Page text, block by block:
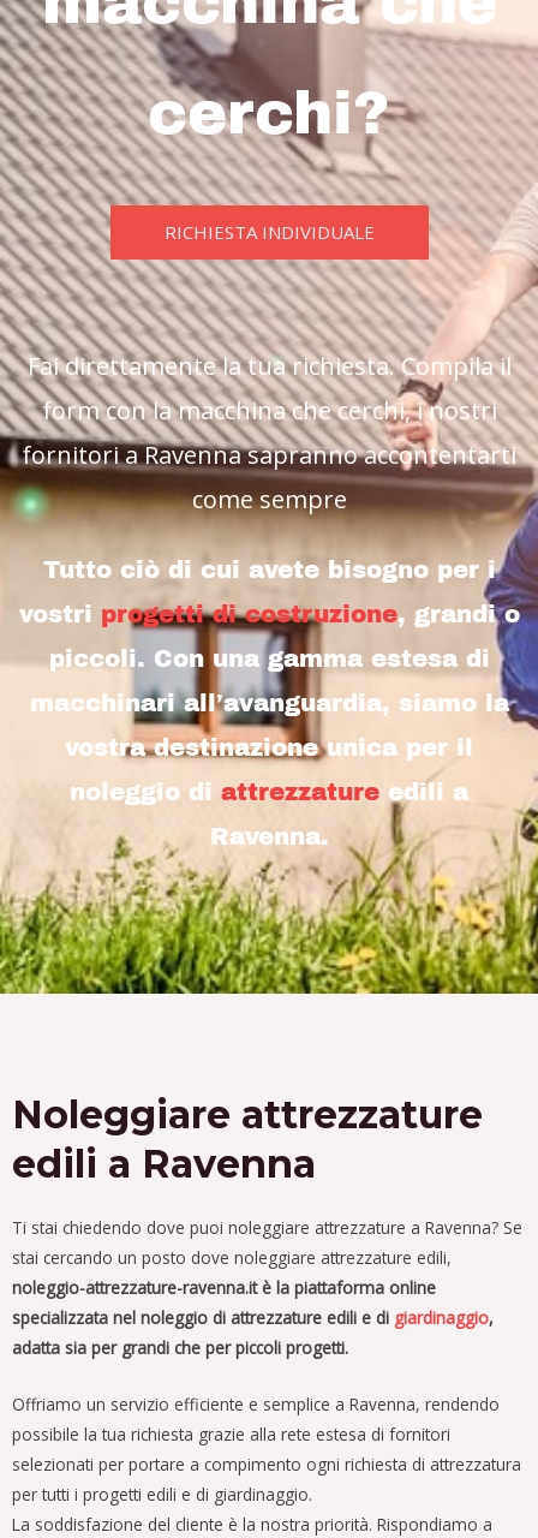
cerchi?
RICHIESTA INDIVIDUALE
Fai direttamente la tua richiesta. Compila il
form con la macchina che cerchi, i nostri
fornitori a Ravenna sapranno accontentarti
come sempre
Tutto ciò di cui avete bisogno per i
vostri progetti di costruzione, grandi o
piccoli. Con una gamma estesa di
macchinari all’avanguardia, siamo la
vostra destinazione unica per il
noleggio di attrezzature edili a
Ravenna.
Noleggiare attrezzature
edili a Ravenna
Ti stai chiedendo dove puoi noleggiare attrezzature a Ravenna? Se
stai cercando un posto dove noleggiare attrezzature edili,
noleggio-attrezzature-ravenna.it è la piattaforma online
specializzata nel noleggio di attrezzature edili e di giardinaggio,
adatta sia per grandi che per piccoli progetti.
Offriamo un servizio efficiente e semplice a Ravenna, rendendo
possibile la tua richiesta grazie alla rete estesa di fornitori
selezionati per portare a compimento ogni richiesta di attrezzatura
per tutti i progetti edili e di giardinaggio.
La soddisfazione del cliente è la nostra priorità. Rispondiamo a